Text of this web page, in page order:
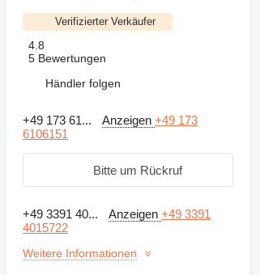
Verifizierter Verkäufer
4.8
5 Bewertungen
Händler folgen
+49 173 61... Anzeigen+49 173
6106151
Bitte um Rückruf
+49 3391 40... Anzeigen+49 3391
4015722
Weitere Informationen